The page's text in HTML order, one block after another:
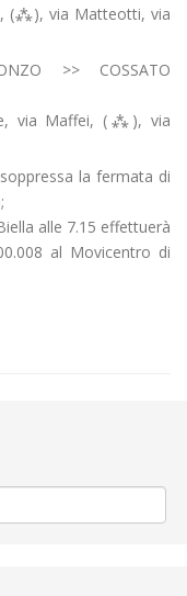
(⁂), via Matteotti, via
>> COSSATO
via Maffei, (⁂), via
la fermata di
alle 7.15 effettuerà
al Movicentro di